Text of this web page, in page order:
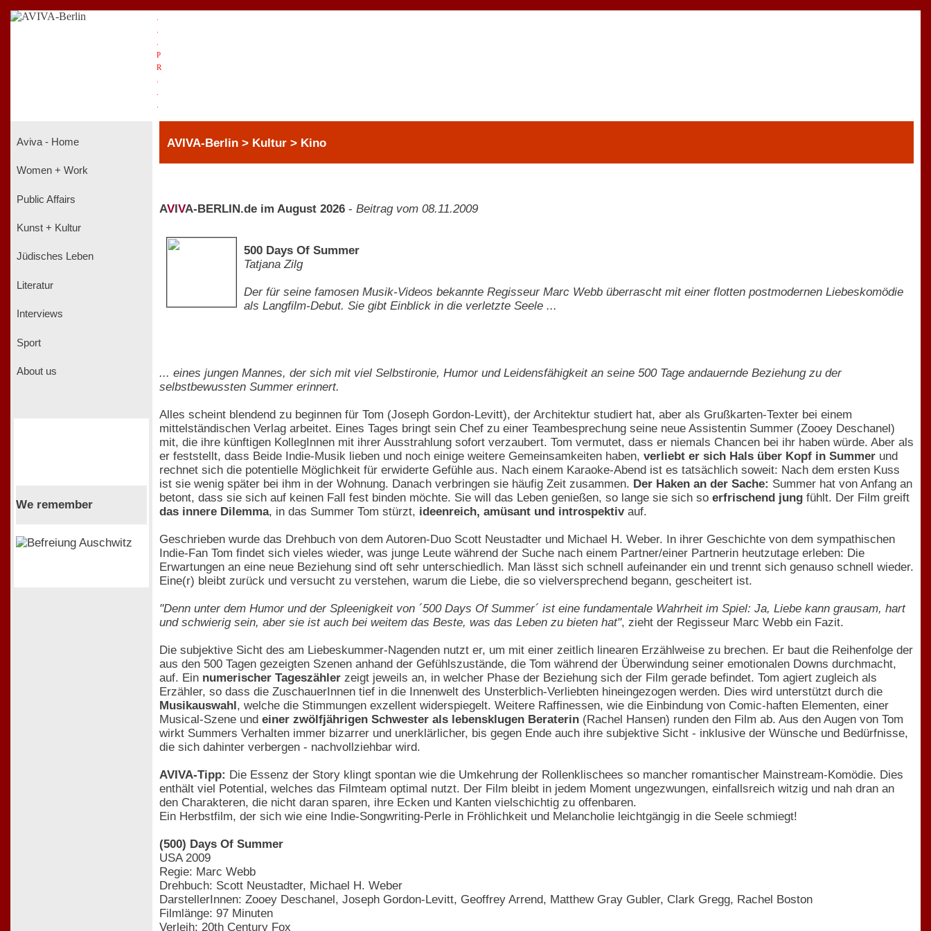
P
R
Aviva - Home
Women + Work
Public Affairs
Kunst + Kultur
Jüdisches Leben
Literatur
Interviews
Sport
About us
We remember
AVIVA-Berlin > Kultur > Kino
AV VA-BERLIN.de im August 2026 - Beitrag vom 08.11.2009
500 Days Of Summer
Tatjana Zilg
Der für seine famosen Musik-Videos bekannte Regisseur Marc Webb überrascht mit einer flotten postmodernen Liebeskomödie
als Langfilm-Debut. Sie gibt Einblick in die verletzte Seele ...
... eines jungen Mannes, der sich mit viel Selbstironie, Humor und Leidensfähigkeit an seine 500 Tage andauernde Beziehung zu der
selbstbewussten Summer erinnert.
Alles scheint blendend zu beginnen für Tom (Joseph Gordon-Levitt), der Architektur studiert hat, aber als Grußkarten-Texter bei einem
mittelständischen Verlag arbeitet. Eines Tages bringt sein Chef zu einer Teambesprechung seine neue Assistentin Summer (Zooey Deschanel)
mit, die ihre künftigen KollegInnen mit ihrer Ausstrahlung sofort verzaubert. Tom vermutet, dass er niemals Chancen bei ihr haben würde. Aber als
er feststellt, dass Beide Indie-Musik lieben und noch einige weitere Gemeinsamkeiten haben, verliebt er sich Hals über Kopf in Summer und
rechnet sich die potentielle Möglichkeit für erwiderte Gefühle aus. Nach einem Karaoke-Abend ist es tatsächlich soweit: Nach dem ersten Kuss
ist sie wenig später bei ihm in der Wohnung. Danach verbringen sie häufig Zeit zusammen. Der Haken an der Sache: Summer hat von Anfang an
betont, dass sie sich auf keinen Fall fest binden möchte. Sie will das Leben genießen, so lange sie sich so erfrischend jung fühlt. Der Film greift
das innere Dilemma, in das Summer Tom stürzt, ideenreich, amüsant und introspektivauf.
Geschrieben wurde das Drehbuch von dem Autoren-Duo Scott Neustadter und Michael H. Weber. In ihrer Geschichte von dem sympathischen
Indie-Fan Tom findet sich vieles wieder, was junge Leute während der Suche nach einem Partner/einer Partnerin heutzutage erleben: Die
Erwartungen an eine neue Beziehung sind oft sehr unterschiedlich. Man lässt sich schnell aufeinander ein und trennt sich genauso schnell wieder.
Eine(r) bleibt zurück und versucht zu verstehen, warum die Liebe, die so vielversprechend begann, gescheitert ist.
"Denn unter dem Humor und der Spleenigkeit von ´500 Days Of Summer´ ist eine fundamentale Wahrheit im Spiel: Ja, Liebe kann grausam, hart
und schwierig sein, aber sie ist auch bei weitem das Beste, was das Leben zu bieten hat", zieht der Regisseur Marc Webb ein Fazit.
Die subjektive Sicht des am Liebeskummer-Nagenden nutzt er, um mit einer zeitlich linearen Erzählweise zu brechen. Er baut die Reihenfolge der
aus den 500 Tagen gezeigten Szenen anhand der Gefühlszustände, die Tom während der Überwindung seiner emotionalen Downs durchmacht,
auf. Ein numerischer Tageszähler zeigt jeweils an, in welcher Phase der Beziehung sich der Film gerade befindet. Tom agiert zugleich als
Erzähler, so dass die ZuschauerInnen tief in die Innenwelt des Unsterblich-Verliebten hineingezogen werden. Dies wird unterstützt durch die
Musikauswahl, welche die Stimmungen exzellent widerspiegelt. Weitere Raffinessen, wie die Einbindung von Comic-haften Elementen, einer
Musical-Szene und einer zwölfjährigen Schwester als lebensklugen Beraterin (Rachel Hansen) runden den Film ab. Aus den Augen von Tom
wirkt Summers Verhalten immer bizarrer und unerklärlicher, bis gegen Ende auch ihre subjektive Sicht - inklusive der Wünsche und Bedürfnisse,
die sich dahinter verbergen - nachvollziehbar wird.
AVIVA-Tipp: Die Essenz der Story klingt spontan wie die Umkehrung der Rollenklischees so mancher romantischer Mainstream-Komödie. Dies
enthält viel Potential, welches das Filmteam optimal nutzt. Der Film bleibt in jedem Moment ungezwungen, einfallsreich witzig und nah dran an
den Charakteren, die nicht daran sparen, ihre Ecken und Kanten vielschichtig zu offenbaren.
Ein Herbstfilm, der sich wie eine Indie-Songwriting-Perle in Fröhlichkeit und Melancholie leichtgängig in die Seele schmiegt!
(500) Days Of Summer
USA 2009
Regie: Marc Webb
Drehbuch: Scott Neustadter, Michael H. Weber
DarstellerInnen: Zooey Deschanel, Joseph Gordon-Levitt, Geoffrey Arrend, Matthew Gray Gubler, Clark Gregg, Rachel Boston
Filmlänge: 97 Minuten
Verleih: 20th Century Fox